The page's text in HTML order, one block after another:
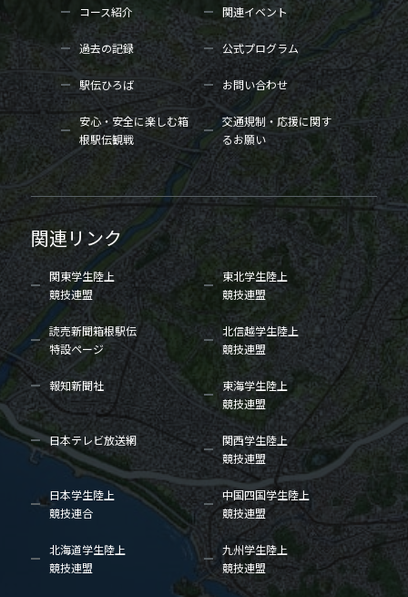
コース紹介 関連イベント
過去の記録 公式プログラム
駅伝ひろば お問い合わせ
安心・安全に楽しむ箱
根駅伝観戦
交通規制・応援に関す
るお願い
関連リンク
関東学生陸上
競技連盟
東北学生陸上
競技連盟
読売新聞箱根駅伝
特設ページ
北信越学生陸上
競技連盟
報知新聞社
東海学生陸上
競技連盟
日本テレビ放送網
関西学生陸上
競技連盟
日本学生陸上
競技連合
中国四国学生陸上
競技連盟
北海道学生陸上
競技連盟
九州学生陸上
競技連盟